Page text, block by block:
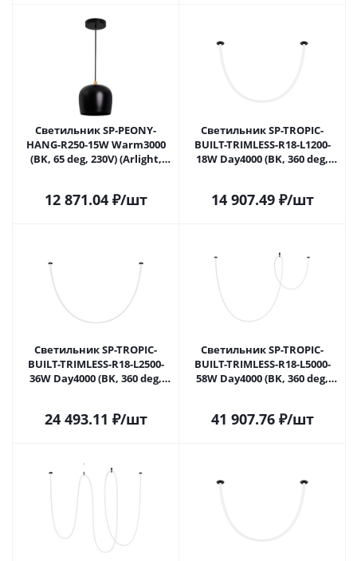
Светильник SP-PEONY-
HANG-R250-15W Warm3000
(BK, 65 deg, 230V) (Arlight,
12 871.04₽/шт
Светильник SP-TROPIC-
BUILT-TRIMLESS-R18-L1200-
18W Day4000 (BK, 360 deg,
14 907.49₽/шт
Светильник SP-TROPIC-
BUILT-TRIMLESS-R18-L2500-
36W Day4000 (BK, 360 deg,
24 493.11 ₽/шт
Светильник SP-TROPIC-
BUILT-TRIMLESS-R18-L5000-
58W Day4000 (BK, 360 deg,
41 907.76₽/шт